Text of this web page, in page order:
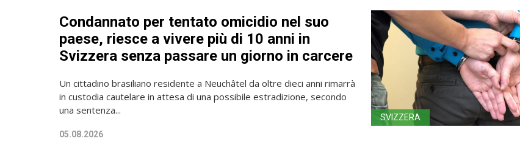
Condannato per tentato omicidio nel suo
paese, riesce a vivere più di 10 anni in
Svizzera senza passare un giorno in carcere
Un cittadino brasiliano residente a Neuchâtel da oltre dieci anni rimarrà
in custodia cautelare in attesa di una possibile estradizione, secondo
una sentenza...
05.08.2026
SVIZZERA